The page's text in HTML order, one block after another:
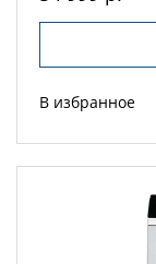
В избранное